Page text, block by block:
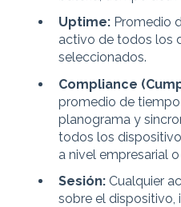
Uptime: Promedio
activo de todos los
seleccionados.
Compliance
promedio de
planograma y
todos los
a nivel empresarial
Sesión: Cualquier
sobre el dispositivo,